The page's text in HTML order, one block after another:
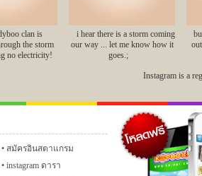
clan is
the storm
no electricity!
i hear there is a storm coming
our way ... let me know how it
goes.;
Instagram is a
เฟซบุ๊ก ทวิ
สมัครอินสตาแกรม
instagram ดารา